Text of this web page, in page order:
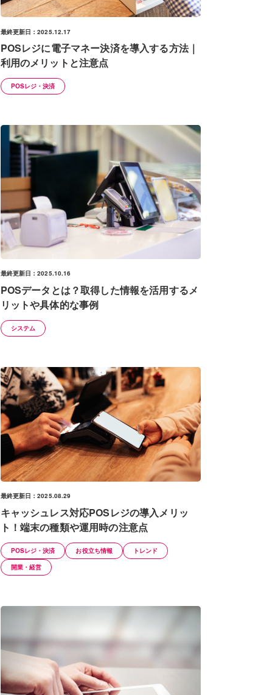
最終更新日：2025.12.17
POSレジに電子マネー決済を導入する方法｜
利用のメリットと注意点
POSレジ・決済
最終更新日：2025.10.16
POSデータとは？取得した情報を活用するメ
リットや具体的な事例
システム
最終更新日：2025.08.29
キャッシュレス対応POSレジの導入メリッ
ト！端末の種類や運用時の注意点
POSレジ・決済 お役立ち情報
トレンド
開業・経営